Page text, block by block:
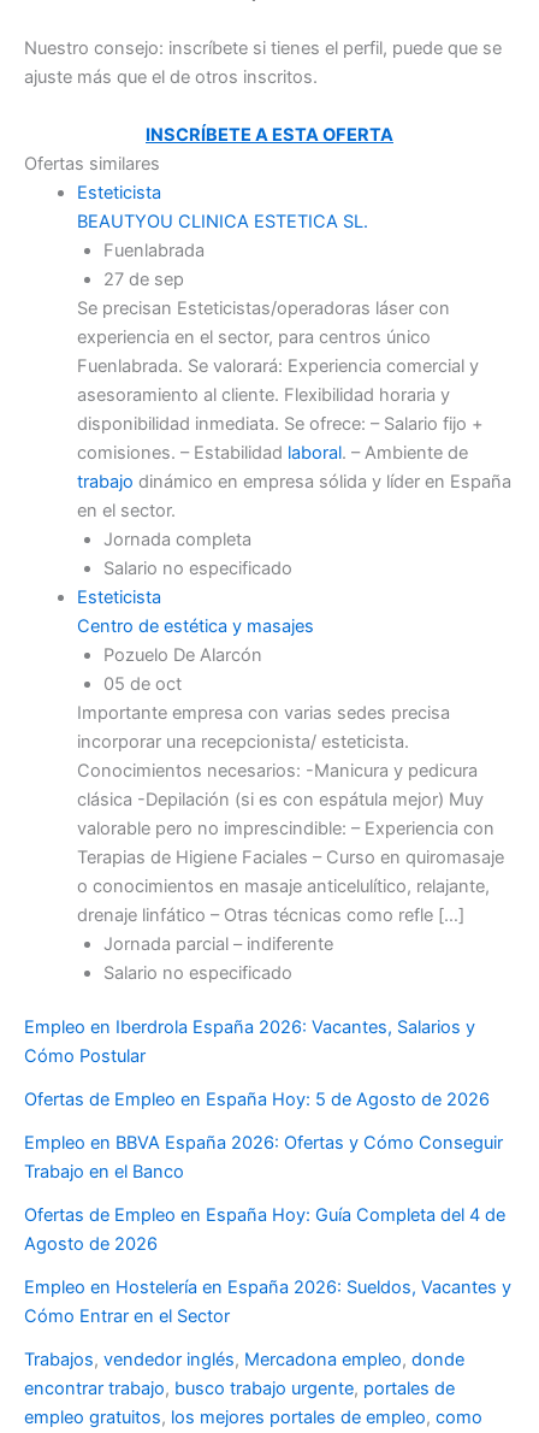
Nuestro consejo: inscríbete si tienes el perfil, puede que se
ajuste más que el de otros inscritos.
INSCRÍBETE A ESTA OFERTA
Ofertas similares
Esteticista
BEAUTYOU CLINICA ESTETICA SL.
Fuenlabrada
27 de sep
Se precisan Esteticistas/operadoras láser con
experiencia en el sector, para centros único
Fuenlabrada. Se valorará: Experiencia comercial y
asesoramiento al cliente. Flexibilidad horaria y
disponibilidad inmediata. Se ofrece: – Salario fijo +
comisiones. – Estabilidad laboral. – Ambiente de
trabajo dinámico en empresa sólida y líder en España
en el sector.
Jornada completa
Salario no especificado
Esteticista
Centro de estética y masajes
Pozuelo De Alarcón
05 de oct
Importante empresa con varias sedes precisa
incorporar una recepcionista/ esteticista.
Conocimientos necesarios: -Manicura y pedicura
clásica -Depilación (si es con espátula mejor) Muy
valorable pero no imprescindible: – Experiencia con
Terapias de Higiene Faciales – Curso en quiromasaje
o conocimientos en masaje anticelulítico, relajante,
drenaje linfático – Otras técnicas como refle […]
Jornada parcial – indiferente
Salario no especificado
Empleo en Iberdrola España 2026: Vacantes, Salarios y
Cómo Postular
Ofertas de Empleo en España Hoy: 5 de Agosto de 2026
Empleo en BBVA España 2026: Ofertas y Cómo Conseguir
Trabajo en el Banco
Ofertas de Empleo en España Hoy: Guía Completa del 4 de
Agosto de 2026
Empleo en Hostelería en España 2026: Sueldos, Vacantes y
Cómo Entrar en el Sector
Trabajos, vendedor inglés, Mercadona empleo, donde
encontrar trabajo, busco trabajo urgente, portales de
empleo gratuitos, los mejores portales de empleo, como